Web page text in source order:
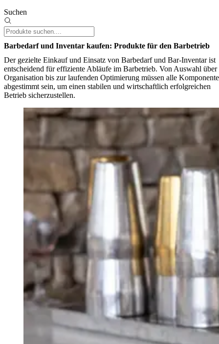
Suchen
Barbedarf und Inventar kaufen: Produkte für den Barbetrieb
Der gezielte Einkauf und Einsatz von Barbedarf und Bar-Inventar ist
entscheidend für effiziente Abläufe im Barbetrieb. Von Auswahl über
Organisation bis zur laufenden Optimierung müssen alle
abgestimmt sein, um einen stabilen und wirtschaftlich erfolgreichen
Betrieb sicherzustellen.